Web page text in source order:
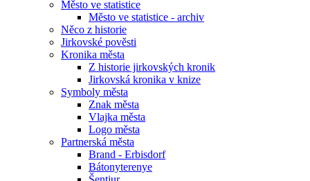
Město ve statistice
Město ve statistice - archiv
Něco z historie
Jirkovské pověsti
Kronika města
Z historie jirkovských kronik
Jirkovská kronika v knize
Symboly města
Znak města
Vlajka města
Logo města
Partnerská města
Brand - Erbisdorf
Bátonyterenye